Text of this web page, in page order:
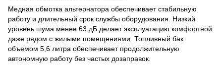
Медная обмотка альтернатора обеспечивает стабильную
работу и длительный срок службы оборудования. Низкий
уровень шума менее 63 дБ делает эксплуатацию комфортной
даже рядом с жилыми помещениями. Топливный бак
объемом 5,6 литра обеспечивает продолжительную
автономную работу без частых дозаправок.